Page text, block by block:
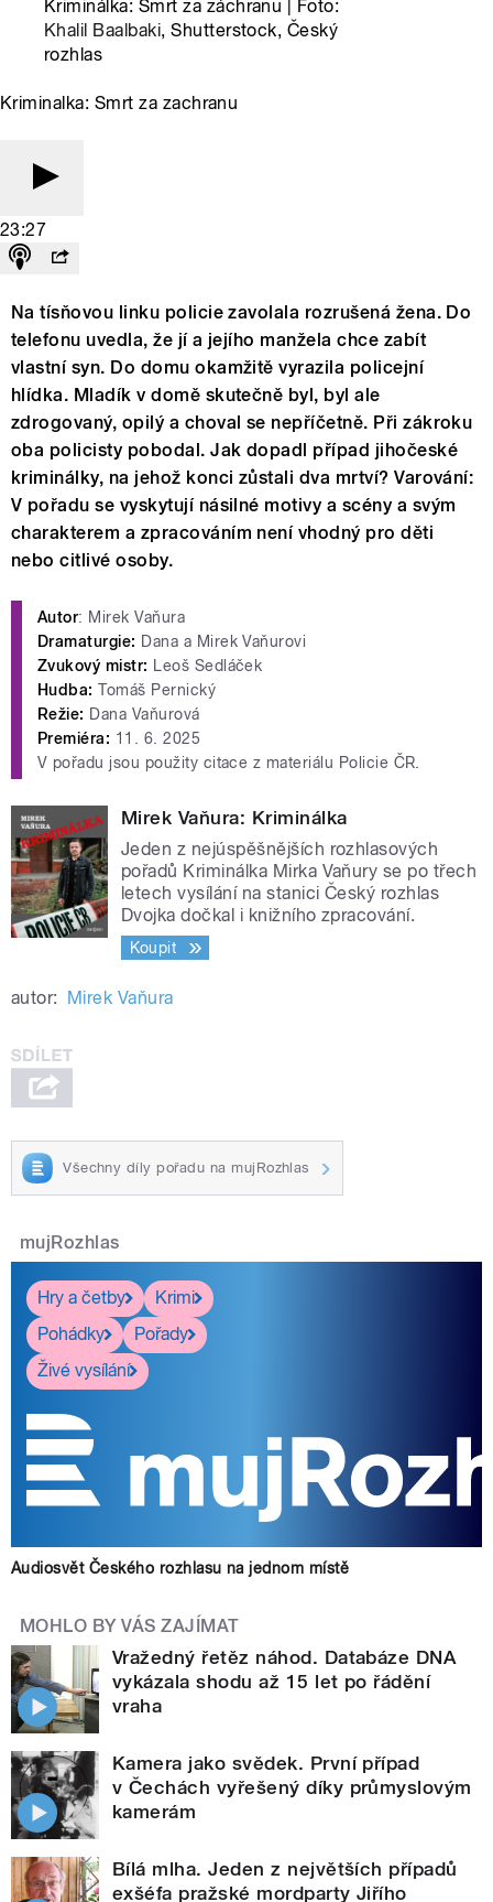
Kriminálka: Smrt za záchranu | Foto:
Khalil Baalbaki, Shutterstock, Český
rozhlas
Kriminalka: Smrt za zachranu
23:27
Na tísňovou linku policie zavolala rozrušená žena. Do
telefonu uvedla, že jí a jejího manžela chce zabít
vlastní syn. Do domu okamžitě vyrazila policejní
hlídka. Mladík v domě skutečně byl, byl ale
zdrogovaný, opilý a choval se nepříčetně. Při zákroku
oba policisty pobodal. Jak dopadl případ jihočeské
kriminálky, na jehož konci zůstali dva mrtví? Varování:
V pořadu se vyskytují násilné motivy a scény a svým
charakterem a zpracováním není vhodný pro děti
nebo citlivé osoby.
Autor: Mirek Vaňura
Dramaturgie: Dana a Mirek Vaňurovi
Zvukový mistr: Leoš Sedláček
Hudba: Tomáš Pernický
Režie: Dana Vaňurová
Premiéra: 11. 6. 2025
V pořadu jsou použity citace z materiálu Policie ČR.
Mirek Vaňura: Kriminálka
Jeden z nejúspěšnějších rozhlasových
pořadů Kriminálka Mirka Vaňury se po třech
letech vysílání na stanici Český rozhlas
Dvojka dočkal i knižního zpracování.
Koupit
autor: Mirek Vaňura
Všechny díly pořadu na mujRozhlas
mujRozhlas
Hry a četby
Krimi
Pohádky
Pořady
Živé vysílání
Audiosvět Českého rozhlasu na jednom místě
MOHLO BY VÁS ZAJÍMAT
Vražedný řetěz náhod. Databáze DNA
vykázala shodu až 15 let po řádění
vraha
Kamera jako svědek. První případ
v Čechách vyřešený díky průmyslovým
kamerám
Bílá mlha. Jeden z největších případů
exšéfa pražské mordparty Jiřího